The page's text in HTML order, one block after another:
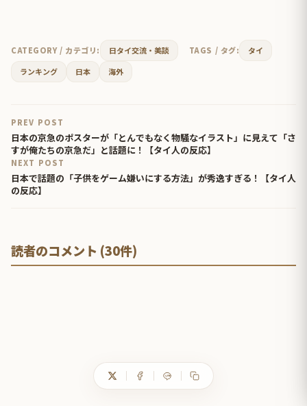
CATEGORY / カテゴリ: 日タイ交流・美談 TAGS / タグ:
タイ
ランキング
日本 海外
PREV POST
日本の京急のポスターが「とんでもなく物騒なイラスト」に見えて「さ
すが俺たちの京急だ」と話題に！【タイ人の反応】
NEXT POST
日本で話題の「子供をゲーム嫌いにする方法」が秀逸すぎる！【タイ人
の反応】
読者のコメント (30件)